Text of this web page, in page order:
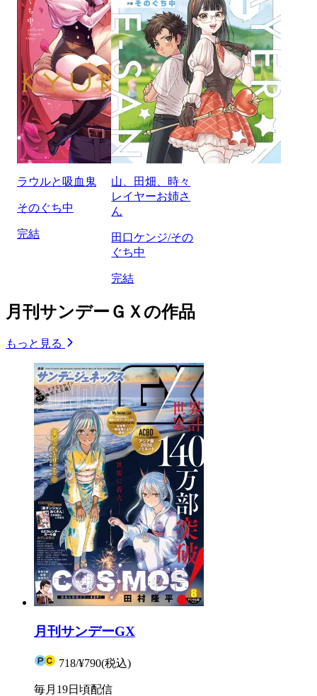
ラウルと吸血鬼
そのぐち中
完結
山、田畑、時々
レイヤーお姉さ
ん
田口ケンジ/その
ぐち中
完結
月刊サンデーＧＸの作品
もっと見る
月刊サンデーGX
718/¥790(税込)
毎月19日頃配信